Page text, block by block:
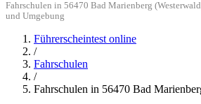
Fahrschulen in 56470 Bad Marienberg
und Umgebung
Führerscheintest online
/
Fahrschulen
/
Fahrschulen in 56470 Bad